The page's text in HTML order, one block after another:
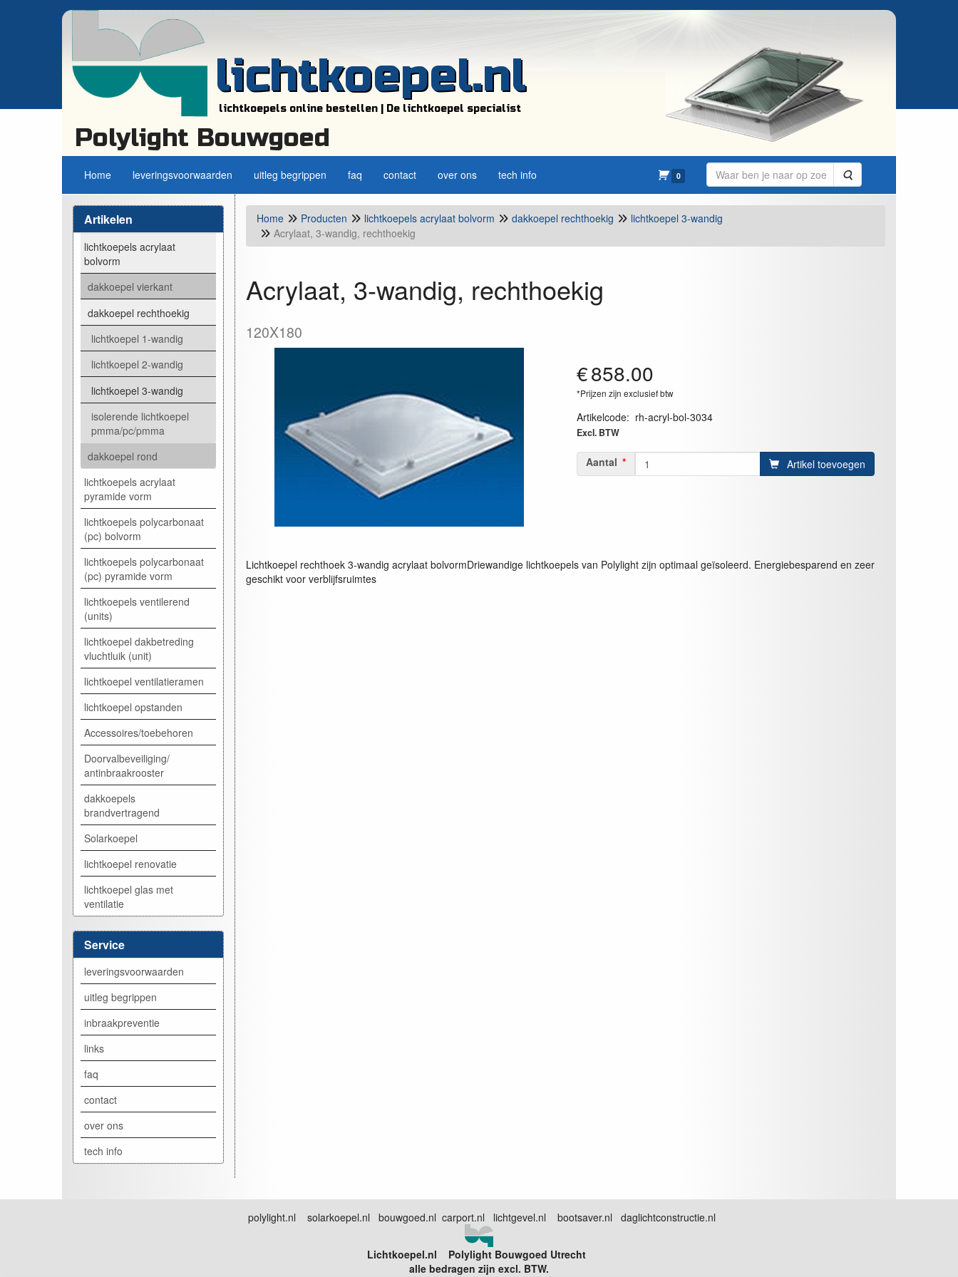
lichtkoepel.nl
lichtkoepels online bestellen | De lichtkoepel specialist
Polylight Bouwgoed
Home leveringsvoorwaarden uitleg begrippen faq contact over ons tech info 0 Zoeken
Artikelen
lichtkoepels acrylaat
bolvorm
dakkoepel vierkant
dakkoepel rechthoekig
lichtkoepel 1-wandig
lichtkoepel 2-wandig
lichtkoepel 3-wandig
isolerende lichtkoepel
pmma/pc/pmma
dakkoepel rond
lichtkoepels acrylaat
pyramide vorm
lichtkoepels polycarbonaat
(pc) bolvorm
lichtkoepels polycarbonaat
(pc) pyramide vorm
lichtkoepels ventilerend
(units)
lichtkoepel dakbetreding
vluchtluik (unit)
lichtkoepel ventilatieramen
lichtkoepel opstanden
Accessoires/toebehoren
Doorvalbeveiliging/
antinbraakrooster
dakkoepels
brandvertragend
Solarkoepel
lichtkoepel renovatie
lichtkoepel glas met
ventilatie
Service
leveringsvoorwaarden
uitleg begrippen
inbraakpreventie
links
faq
contact
over ons
tech info
Home Producten lichtkoepels acrylaat bolvorm dakkoepel rechthoekig
lichtkoepel 3-wandig
Acrylaat, 3-wandig, rechthoekig
Acrylaat, 3-wandig, rechthoekig
120X180
€858.00
*Prijzen zijn exclusief btw
Artikelcode: rh-acryl-bol-3034
Excl. BTW
Aantal Artikel toevoegen
Lichtkoepel rechthoek 3-wandig acrylaat bolvormDriewandige lichtkoepels van Polylight zijn optimaal geïsoleerd. Energiebesparend en zeer
geschikt voor verblijfsruimtes
polylight.nl solarkoepel.nl bouwgoed.nl carport.nl lichtgevel.nl bootsaver.nl daglichtconstructie.nl
Lichtkoepel.nl Polylight Bouwgoed Utrecht
alle bedragen zijn excl. BTW.